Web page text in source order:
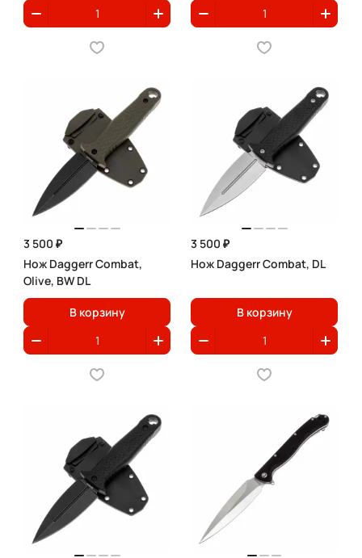
3 500 ₽
Нож Daggerr Combat,
Olive, BW DL
В корзину
3 500 ₽
Нож Daggerr Combat, DL
В корзину